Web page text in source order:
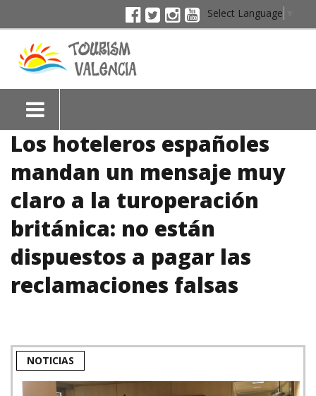
Select Language
Los hoteleros españoles
mandan un mensaje muy
claro a la turoperación
británica: no están
dispuestos a pagar las
reclamaciones falsas
NOTICIAS